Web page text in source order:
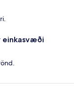
einkasvæði